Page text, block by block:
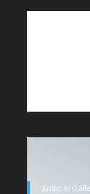
Entre el